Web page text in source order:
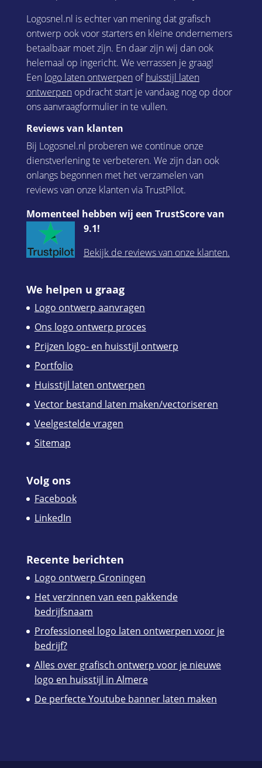
Logosnel.nl is echter van mening dat grafisch
ontwerp ook voor starters en kleine ondernemers
betaalbaar moet zijn. En daar zijn wij dan ook
helemaal op ingericht. We verrassen je graag!
Een logo laten ontwerpenofhuisstijl laten
ontwerpenopdracht start je vandaag nog op door
ons aanvraagformulier in te vullen.
Reviews van klanten
Bij Logosnel.nl proberen we continue onze
dienstverlening te verbeteren. We zijn dan ook
onlangs begonnen met het verzamelen van
reviews van onze klanten via TrustPilot.
Momenteel hebben wij een TrustScore van
9.1!
Bekijk de reviews van onze klanten.
We helpen u graag
Logo ontwerp aanvragen
Ons logo ontwerp proces
Prijzen logo- en huisstijl ontwerp
Portfolio
Huisstijl laten ontwerpen
Vector bestand laten maken/vectoriseren
Veelgestelde vragen
Sitemap
Volg ons
Facebook
LinkedIn
Recente berichten
Logo ontwerp Groningen
Het verzinnen van een pakkende
bedrijfsnaam
Professioneel logo laten ontwerpen voor je
bedrijf?
Alles over grafisch ontwerp voor je nieuwe
logo en huisstijl in Almere
De perfecte Youtube banner laten maken